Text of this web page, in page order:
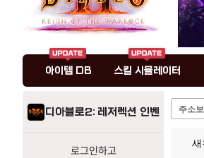
아이템 DB 스킬 시뮬레이터
디아블로2: 레저렉션 인벤
로그인하고
주소보
새